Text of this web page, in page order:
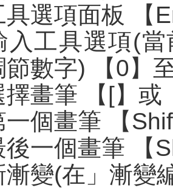
具選項面板 【
入工具選項(
節數字) 【0】
擇畫筆 【[】或
一個畫筆 【
後一個畫筆 【
漸變(在」漸變